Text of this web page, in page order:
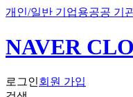
개인/일반 기업용공공 기
NAVER
로그인회원 가입